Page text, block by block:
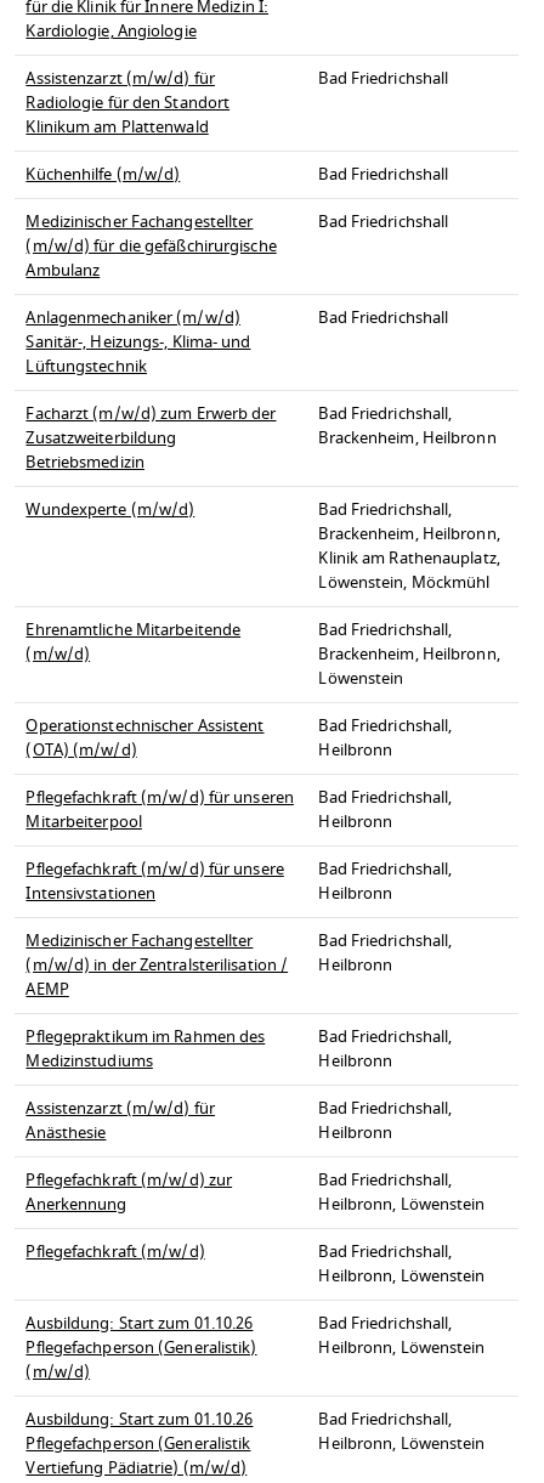
für die Klinik für Innere Medizin I:
Kardiologie, Angiologie
Assistenzarzt (m/w/d) für
Radiologie für den Standort
Klinikum am Plattenwald
Bad Friedrichshall
Küchenhilfe (m/w/d)
Bad Friedrichshall
Medizinischer Fachangestellter
(m/w/d) für die gefäßchirurgische
Ambulanz
Bad Friedrichshall
Anlagenmechaniker (m/w/d)
Sanitär-, Heizungs-, Klima- und
Lüftungstechnik
Bad Friedrichshall
Facharzt (m/w/d) zum Erwerb der
Zusatzweiterbildung
Betriebsmedizin
Bad Friedrichshall,
Brackenheim, Heilbronn
Wundexperte (m/w/d)
Bad Friedrichshall,
Brackenheim, Heilbronn,
Klinik am Rathenauplatz,
Löwenstein, Möckmühl
Ehrenamtliche Mitarbeitende
(m/w/d)
Bad Friedrichshall,
Brackenheim, Heilbronn,
Löwenstein
Operationstechnischer Assistent
(OTA) (m/w/d)
Bad Friedrichshall,
Heilbronn
Pflegefachkraft (m/w/d) für unseren
Mitarbeiterpool
Bad Friedrichshall,
Heilbronn
Pflegefachkraft (m/w/d) für unsere
Intensivstationen
Bad Friedrichshall,
Heilbronn
Medizinischer Fachangestellter
(m/w/d) in der Zentralsterilisation /
AEMP
Bad Friedrichshall,
Heilbronn
Pflegepraktikum im Rahmen des
Medizinstudiums
Bad Friedrichshall,
Heilbronn
Assistenzarzt (m/w/d) für
Anästhesie
Bad Friedrichshall,
Heilbronn
Pflegefachkraft (m/w/d) zur
Anerkennung
Bad Friedrichshall,
Heilbronn, Löwenstein
Pflegefachkraft (m/w/d)
Bad Friedrichshall,
Heilbronn, Löwenstein
Ausbildung: Start zum 01.10.26
Pflegefachperson (Generalistik)
(m/w/d)
Bad Friedrichshall,
Heilbronn, Löwenstein
Ausbildung: Start zum 01.10.26
Pflegefachperson (Generalistik
Vertiefung Pädiatrie) (m/w/d)
Bad Friedrichshall,
Heilbronn, Löwenstein